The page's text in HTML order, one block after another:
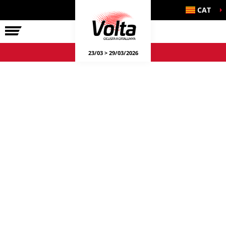
VOLTA CAT
23/03 > 29/03/2026